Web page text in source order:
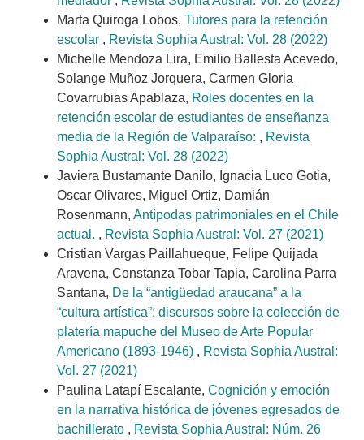
Marta Quiroga Lobos, Tutores para la retención
escolar , Revista Sophia Austral: Vol. 28 (2022)
Michelle Mendoza Lira, Emilio Ballesta Acevedo,
Solange Muñoz Jorquera, Carmen Gloria
Covarrubias Apablaza, Roles docentes en la
retención escolar de estudiantes de enseñanza
media de la Región de Valparaíso: , Revista
Sophia Austral: Vol. 28 (2022)
Javiera Bustamante Danilo, Ignacia Luco Gotia,
Oscar Olivares, Miguel Ortiz, Damián
Rosenmann, Antípodas patrimoniales en el Chile
actual. , Revista Sophia Austral: Vol. 27 (2021)
Cristian Vargas Paillahueque, Felipe Quijada
Aravena, Constanza Tobar Tapia, Carolina Parra
Santana, De la “antigüedad araucana” a la
“cultura artística”: discursos sobre la colección de
platería mapuche del Museo de Arte Popular
Americano (1893-1946) , Revista Sophia Austral:
Vol. 27 (2021)
Paulina Latapí Escalante, Cognición y emoción
en la narrativa histórica de jóvenes egresados de
bachillerato , Revista Sophia Austral: Núm. 26